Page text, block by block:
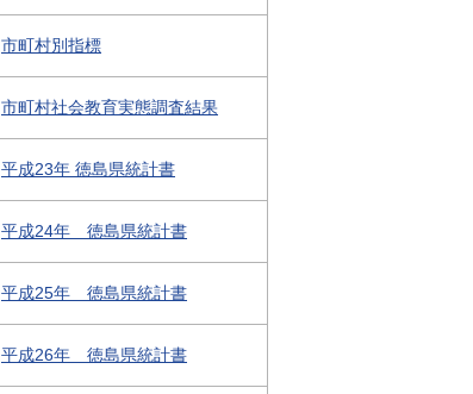
市町村別指標
市町村社会教育実態調査結果
平成23年 徳島県統計書
平成24年 徳島県統計書
平成25年 徳島県統計書
平成26年 徳島県統計書